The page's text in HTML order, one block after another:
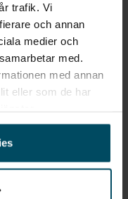
trafik. Vi
och annan
medier och
med.
med annan
eller som de har